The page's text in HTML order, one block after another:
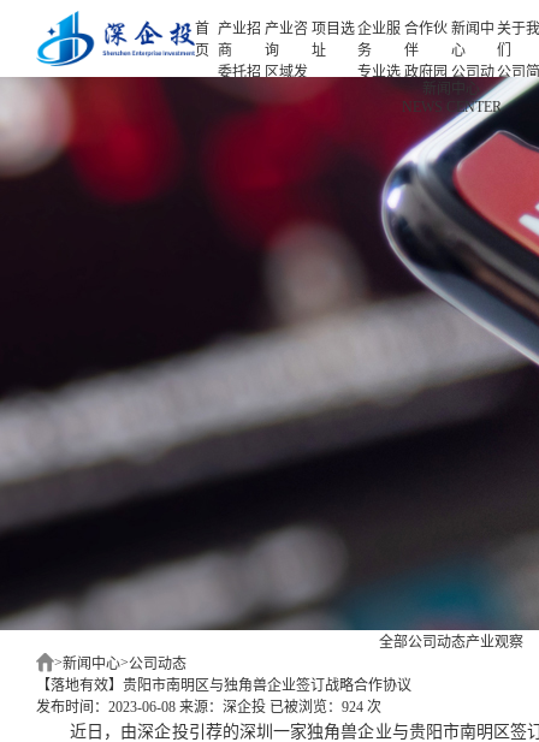
首
页
产业招
商
委托招
招商策
产业咨
询
区域发
项目选
址
企业服
务
专业选
投融资
服务
合作伙
伴
政府园
区
企业客
户
行业协
会
基金公
司
新闻中
心
公司动
产业观
察
关于
们
公司
介
人力
源
联系
产业咨询
新闻中心
NEWS CENTER
全部公司动态产业观察
>新闻中心>公司动态
【落地有效】贵阳市南明区与独角兽企业签订战略合作协议
发布时间：2023-06-08 来源：深企投 已被浏览：924 次
近日，由深企投引荐的深圳一家独角兽企业与贵阳市南明区签